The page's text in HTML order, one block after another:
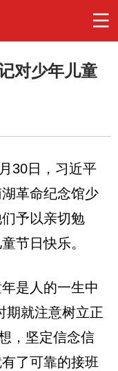
对少年儿童
30日，习近平
革命纪念馆少
予以亲切勉
节日快乐。
是人的一生中
期就注意树立正
，坚定信念信
了可靠的接班